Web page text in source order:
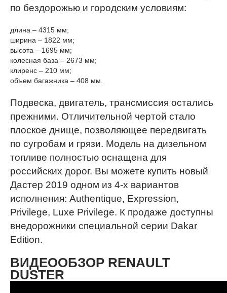
по бездорожью и городским условиям:
длина – 4315 мм;
ширина – 1822 мм;
высота – 1695 мм;
колесная база – 2673 мм;
клиренс – 210 мм;
объем багажника – 408 мм.
Подвеска, двигатель, трансмиссия остались
прежними. Отличительной чертой стало
плоское днище, позволяющее передвигать
по сугробам и грязи. Модель на дизельном
топливе полностью оснащена для
российских дорог. Вы можете купить новый
Дастер 2019 одном из 4-х вариантов
исполнения: Authentique, Expression,
Privilege, Luxe Privilege. К продаже доступны
внедорожники специальной серии Dakar
Edition.
ВИДЕООБЗОР RENAULT
DUSTER